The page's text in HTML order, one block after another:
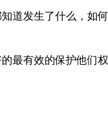
道发生了什么，如何
最有效的保护他们